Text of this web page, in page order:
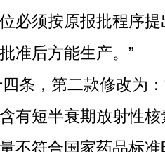
必须按原报批程序
准后方能生产。”
条，第二款修改为
有短半衰期放射性
不符合国家药品标